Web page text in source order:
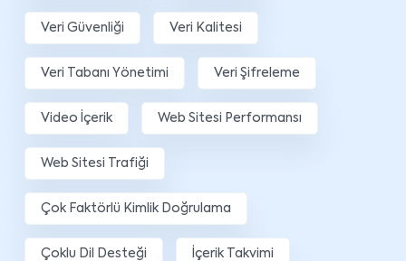
Veri Güvenliği Veri Kalitesi
Veri Tabanı Yönetimi Veri Şifreleme
Video İçerik Web Sitesi Performansı
Web Sitesi Trafiği
Çok Faktörlü Kimlik Doğrulama
Çoklu Dil Desteği İçerik Takvimi